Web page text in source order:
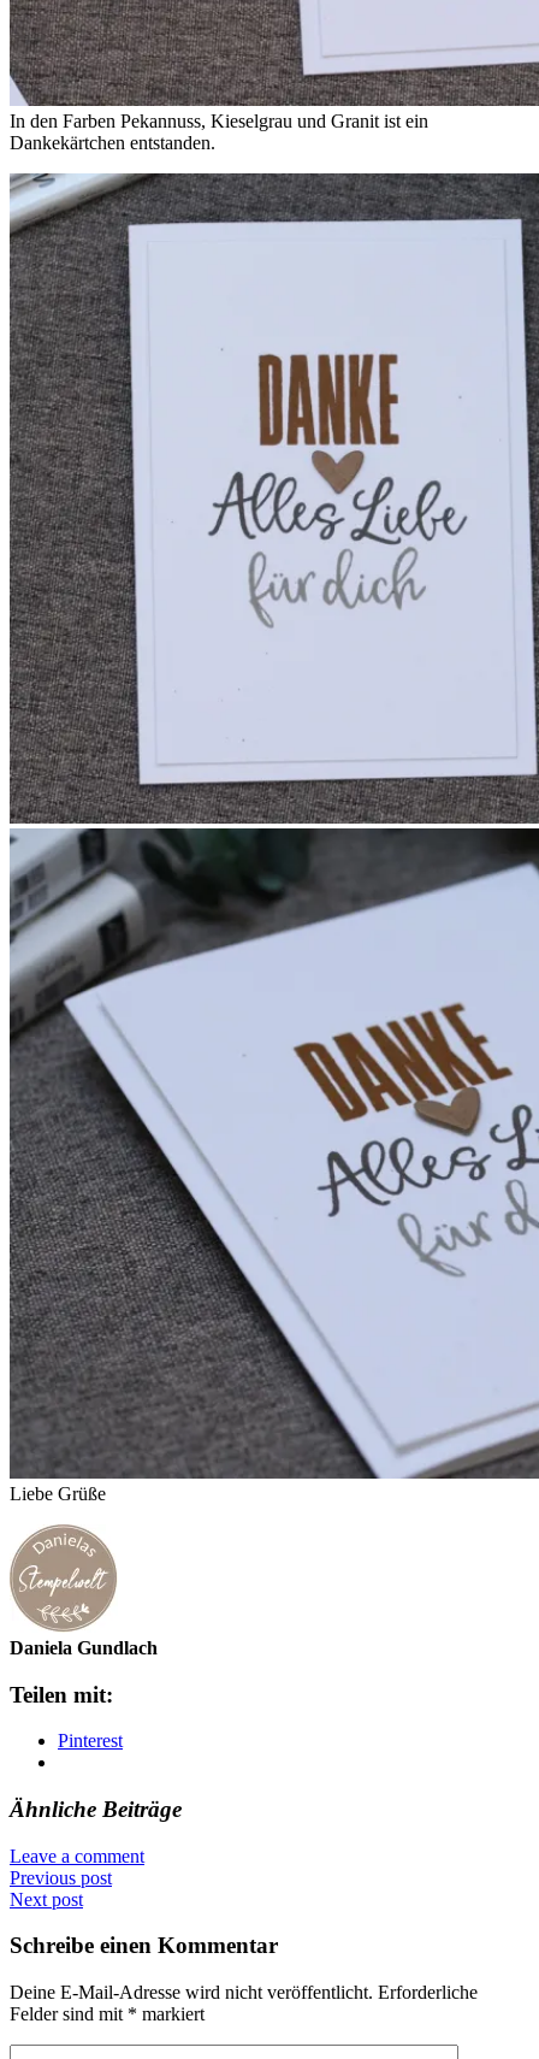
In den Farben Pekannuss, Kieselgrau und Granit ist ein
Dankekärtchen entstanden.
Liebe Grüße
Daniela Gundlach
Teilen mit:
Pinterest
Ähnliche Beiträge
Leave a comment
Previous post
Next post
Schreibe einen Kommentar
Deine E-Mail-Adresse wird nicht veröffentlicht. Erforderliche
Felder sind mit * markiert